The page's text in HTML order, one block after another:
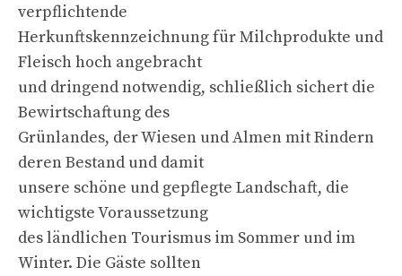
verpflichtende
Herkunftskennzeichnung für Milchprodukte und
Fleisch hoch angebracht
und dringend notwendig, schließlich sichert die
Bewirtschaftung des
Grünlandes, der Wiesen und Almen mit Rindern
deren Bestand und damit
unsere schöne und gepflegte Landschaft, die
wichtigste Voraussetzung
des ländlichen Tourismus im Sommer und im
Winter. Die Gäste sollten